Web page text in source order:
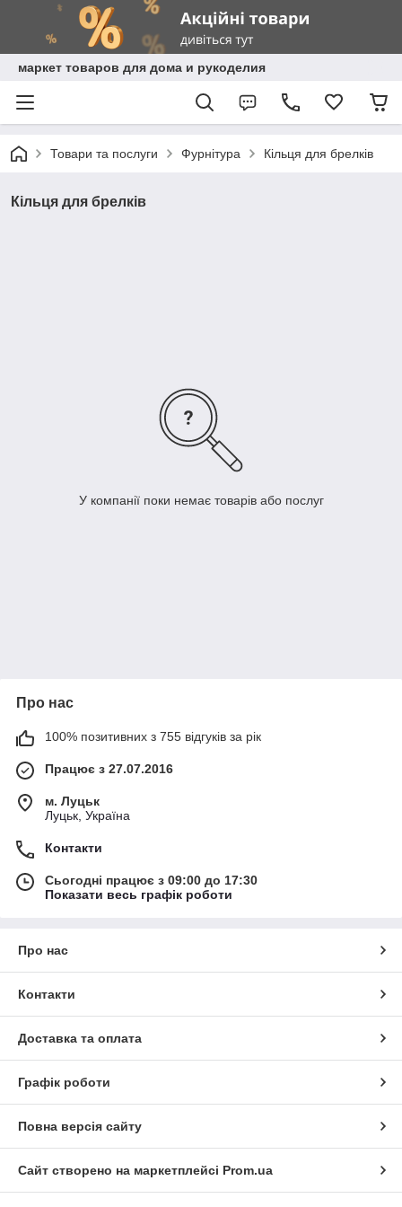
маркет товаров для дома и рукоделия
Товари та послуги Фурнітура Кільця для брелків
Кільця для брелків
У компанії поки немає товарів або послуг
Про нас
100% позитивних з 755 відгуків за рік
Працює з 27.07.2016
м. Луцьк
Луцьк, Україна
Контакти
Сьогодні працює з 09:00 до 17:30
Показати весь графік роботи
Про нас
Контакти
Доставка та оплата
Графік роботи
Повна версія сайту
Сайт створено на маркетплейсі Prom.ua